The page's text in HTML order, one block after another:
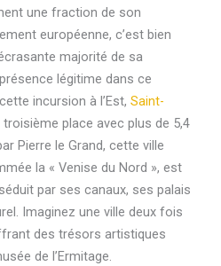
une fraction de son
européenne, c’est bien
majorité de sa
légitime dans ce
incursion à l’Est, Saint-
place avec plus de 5,4
Pierre le Grand, cette ville
la « Venise du Nord », est
par ses canaux, ses palais
Imaginez une ville deux fois
des trésors artistiques
de l’Ermitage.